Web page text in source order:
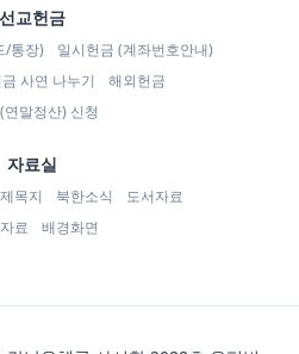
선교헌금
/통장)
일시헌금 (계좌번호안내)
사연 나누기
해외헌금
연말정산) 신청
자료실
목지 북한소식
도서자료
료
배경화면